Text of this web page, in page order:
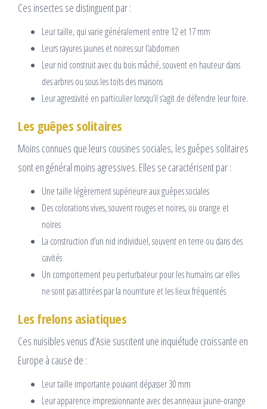
Ces insectes se distinguent par :
Leur taille, qui varie généralement entre 12 et 17 mm
Leurs rayures jaunes et noires sur l’abdomen
Leur nid construit avec du bois mâché, souvent en hauteur dans
des arbres ou sous les toits des maisons
Leur agressivité en particulier lorsqu’il s’agit de défendre leur foire.
Les guêpes solitaires
Moins connues que leurs cousines sociales, les guêpes solitaires
sont en général moins agressives. Elles se caractérisent par :
Une taille légèrement supérieure aux guêpes sociales
Des colorations vives, souvent rouges et noires, ou orange et
noires
La construction d’un nid individuel, souvent en terre ou dans des
cavités
Un comportement peu perturbateur pour les humains car elles
ne sont pas attirées par la nourriture et les lieux fréquentés
Les frelons asiatiques
Ces nuisibles venus d’Asie suscitent une inquiétude croissante en
Europe à cause de :
Leur taille importante pouvant dépasser 30 mm
Leur apparence impressionnante avec des anneaux jaune-orange